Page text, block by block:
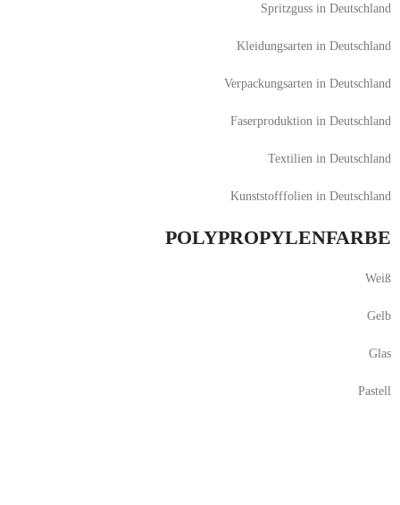
Spritzguss in Deutschland
Kleidungsarten in Deutschland
Verpackungsarten in Deutschland
Faserproduktion in Deutschland
Textilien in Deutschland
Kunststofffolien in Deutschland
POLYPROPYLENFARBE
Weiß
Gelb
Glas
Pastell